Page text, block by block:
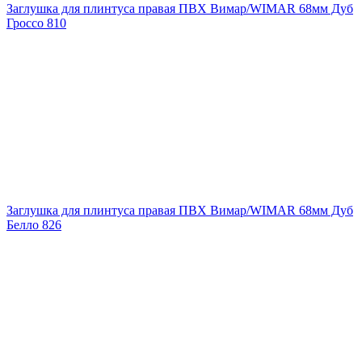
Заглушка для плинтуса правая ПВХ Вимар/WIMAR 68мм Дуб
Гроссо 810
Заглушка для плинтуса правая ПВХ Вимар/WIMAR 68мм Дуб
Белло 826